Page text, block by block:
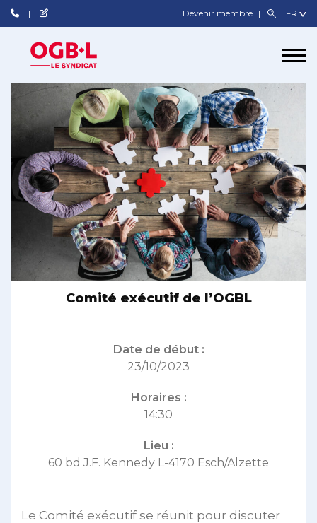
Devenir membre
Comité exécutif de l’OGBL
Date de début :
23/10/2023
Horaires :
14:30
Lieu :
60 bd J.F. Kennedy L-4170 Esch/Alzette
Le Comité exécutif se réunit pour discuter